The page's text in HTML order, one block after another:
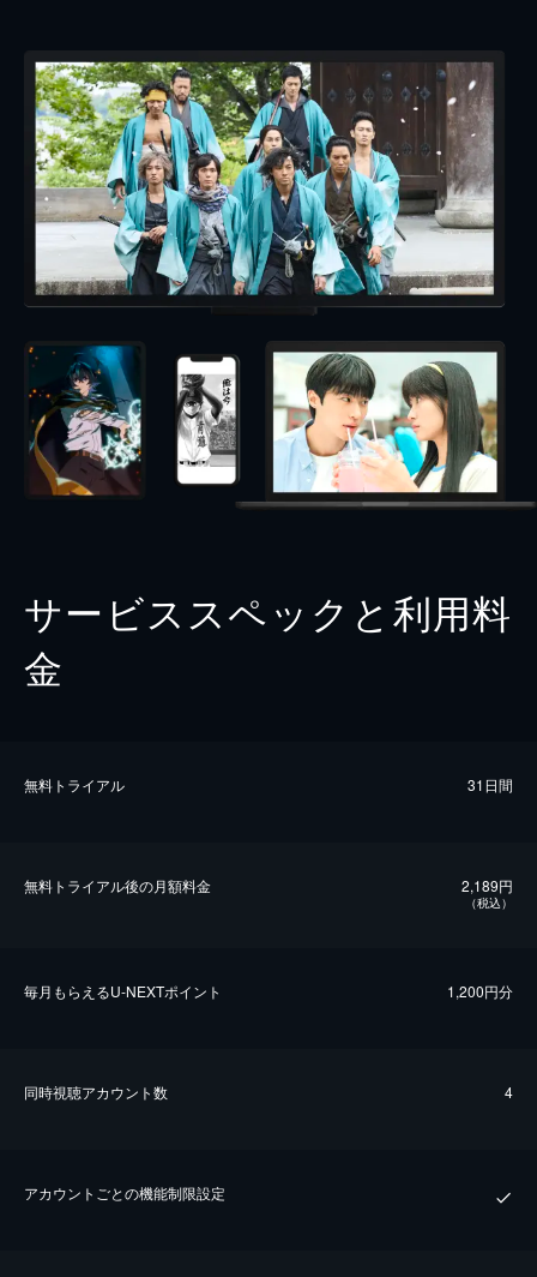
サービススペックと利用料
金
無料トライアル 31日間
無料トライアル後の⽉額料金 2,189円
（税込）
毎⽉もらえるU-NEXTポイント 1,200円分
同時視聴アカウント数 4
アカウントごとの機能制限設定